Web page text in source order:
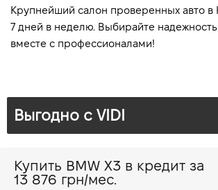
Крупнейший салон проверенных авто в
7 дней в неделю. Выбирайте
вместе с профессионалами!
Выгодно c VIDI
Купить BMW X3 в кредит за
13 876 грн/мес.